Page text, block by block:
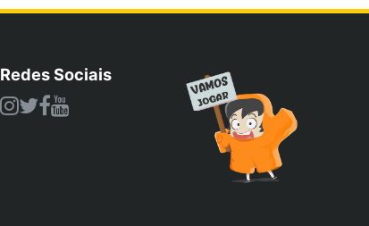
Redes Sociais